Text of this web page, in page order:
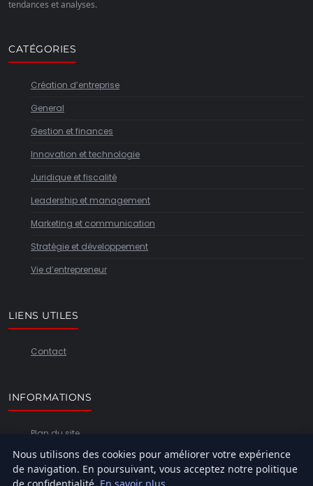
tendances et analyses.
CATÉGORIES
Création d’entreprise
General
Gestion et finances
Innovation et technologie
Juridique et fiscalité
Leadership et management
Marketing et communication
Stratégie et développement
Vie d’entrepreneur
LIENS UTILES
Contact
INFORMATIONS
Plan du site
Nous utilisons des cookies pour améliorer votre expérience
de navigation. En poursuivant, vous acceptez notre politique